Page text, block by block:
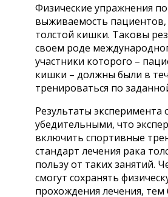
Физические упражнения
выживаемость
толстой кишки. Таковы
своем роде
участники которого –
кишки – должны были в
тренироваться по
Результаты эксперимента
убедительными, что
включить спортивные
стандарт лечения рака
пользу от таких занятий.
смогут сохранять
прохождения лечения,